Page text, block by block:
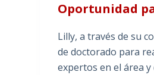
Oportunidad
Lilly, a través de su
de doctorado para
expertos en el área